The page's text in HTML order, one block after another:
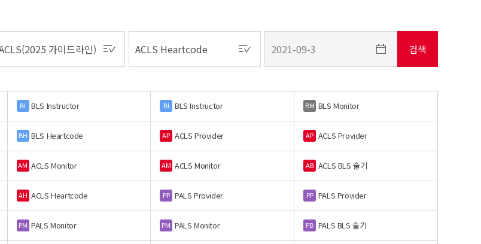
BI BLS Instructor BI BLS Instructor BM BLS Monitor
BH BLS Heartcode AP ACLS Provider AP ACLS Provider
AM ACLS Monitor AM ACLS Monitor AB ACLS BLS 술기
AH ACLS Heartcode PP PALS Provider PP PALS Provider
PM PALS Monitor PM PALS Monitor PB PALS BLS 술기